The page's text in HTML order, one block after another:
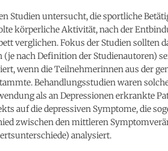
Studien untersucht, die sportliche
körperliche Aktivität, nach der
verglichen. Fokus der Studien sollten
(je nach Definition der Studienautoren)
wenn die Teilnehmerinnen aus der
Behandlungsstudien waren
als an Depressionen erkrankte
auf die depressiven Symptome, die
zwischen den mittleren
analysiert.